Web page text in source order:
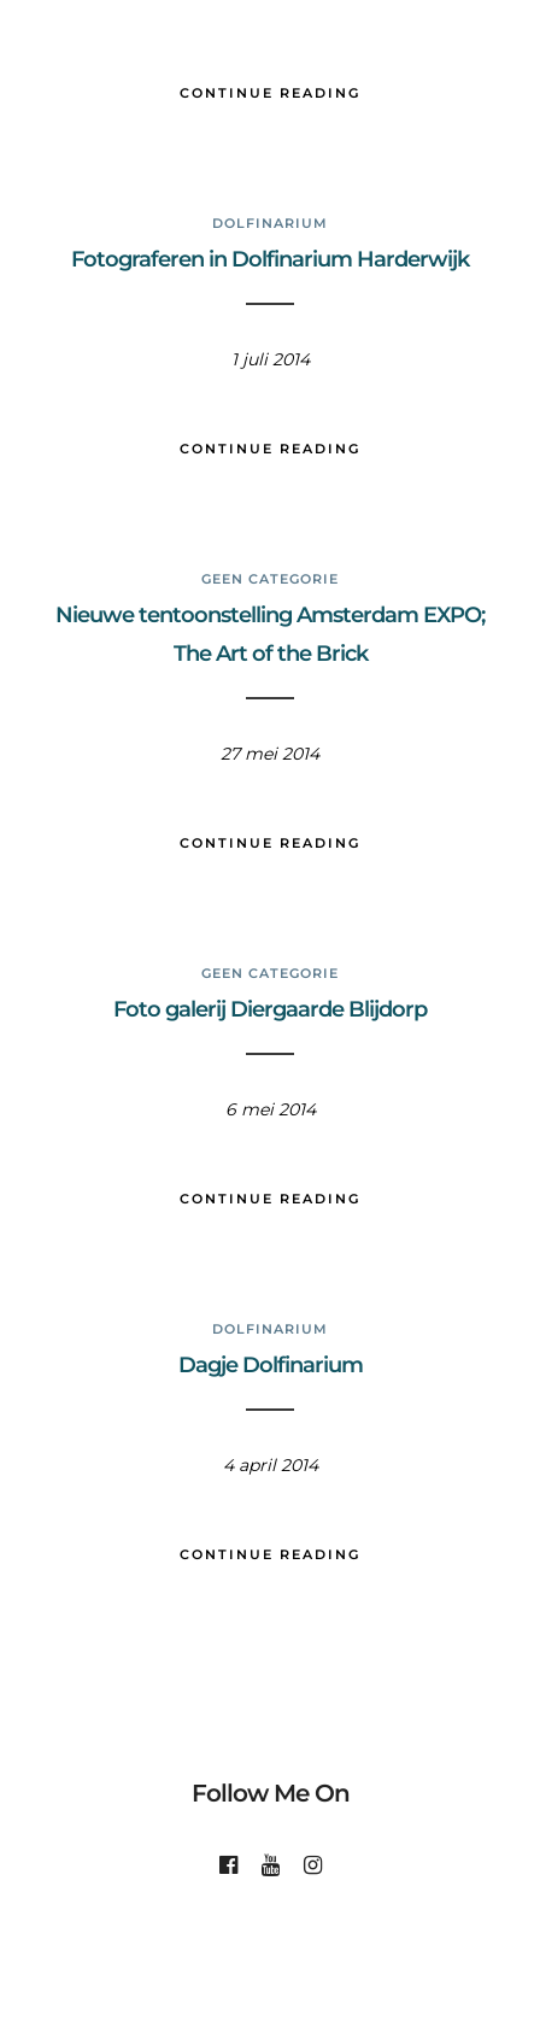
CONTINUE READING
DOLFINARIUM
Fotograferen in Dolfinarium Harderwijk
1 juli 2014
CONTINUE READING
GEEN CATEGORIE
Nieuwe tentoonstelling Amsterdam EXPO;
The Art of the Brick
27 mei 2014
CONTINUE READING
GEEN CATEGORIE
Foto galerij Diergaarde Blijdorp
6 mei 2014
CONTINUE READING
DOLFINARIUM
Dagje Dolfinarium
4 april 2014
CONTINUE READING
Follow Me On